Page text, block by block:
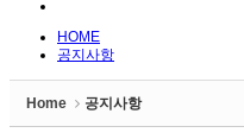
HOME
공지사항
Home 공지사항